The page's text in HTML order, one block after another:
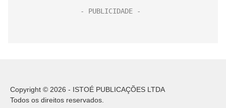
Copyright © 2026 - ISTOÉ PUBLICAÇÕES LTDA
Todos os direitos reservados.